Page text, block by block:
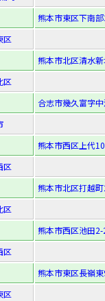
熊本市東区下南
区
熊本市北区清水
区
合志市幾久富字
熊本市西区上代
区
熊本市北区打越
区
熊本市西区池田
区
熊本市東区長嶺
区